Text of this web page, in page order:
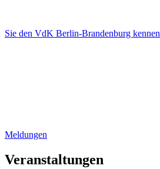
Sie den VdK Berlin-Brandenburg kennen
Meldungen
Veranstaltungen